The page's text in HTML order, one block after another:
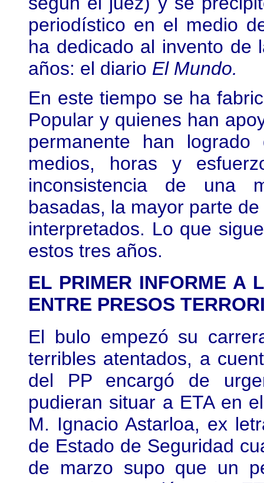
periodístico en el medio
ha dedicado al invento de
años: el diario El Mundo.
En este tiempo se ha
Popular y quienes han
permanente han
medios, horas y
inconsistencia de una
basadas, la mayor parte
interpretados. Lo que
estos tres años.
EL PRIMER INFORME A
ENTRE PRESOS
El bulo empezó su
terribles atentados, a
del PP encargó de
pudieran situar a ETA en
M. Ignacio Astarloa, ex
de Estado de Seguridad
de marzo supo que un